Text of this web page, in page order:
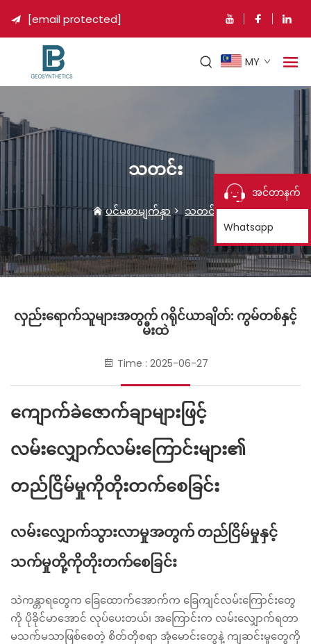
 [email protected]
MY
သတင်း
ပင်မစာမျက်နှာ > သတင်း
လှည်းရောက်သူများအတွက် ဂရိုင်ယာချိတ်: ကွမ်တစ်နှင့်
မီးထဲ
Time : 2025-06-27
ကျောက်ခဲဇောက်ချာများဖြင့်
လမ်းလျှောက်လမ်းကြောင်းများ၏
တည်ငြိမ်မှုကိုတိုးတက်စေခြင်း
လမ်းလျှောက်သွားလာမှုအတွက် တည်ငြိမ်မှုနှင့်
သက်မှုတို့ကိုတိုးတက်စေခြင်း
သဲကန္တာရတွေက ခြေထောက်အောက်က ခြေကျင်လမ်းကြောင်းတွေ
ကို ပိုခိုင်မာအောင် လုပ်ပေးတယ်၊ အကြောင်းက လမ်းလျှောက်ရတာ
မသက်မသာဖြစ်စေတဲ့ စိတ်တိုစရာ အုံမောင်းတွေနဲ့ ကျဆင်းမှုတွေကို
အင်တာနက်
Whatsapp